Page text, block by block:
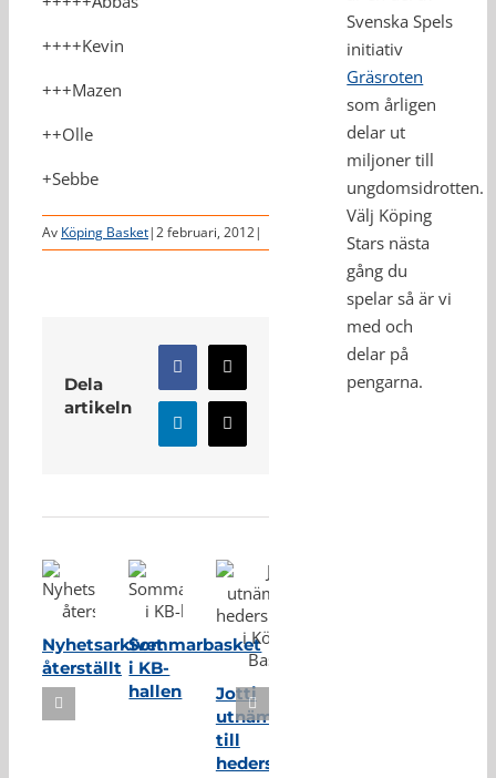
++++Kevin
+++Mazen
++Olle
+Sebbe
Av Köping Basket|2 februari, 2012|
Dela
artikeln
Facebook
X
LinkedInE-
post
Nyhetsarkivet
återställt
Sommarbasket
i KB-
hallen
Jotti
utnämnd
till
hedersmedlem
Svenska Spels
initiativ
Gräsroten
som årligen
delar ut
miljoner till
ungdomsidrotten.
Välj Köping
Stars nästa
gång du
spelar så är vi
med och
delar på
pengarna.